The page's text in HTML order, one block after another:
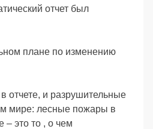
отчет был
плане по изменению
отчете, и разрушительные
мире: лесные пожары в
это то , о чем